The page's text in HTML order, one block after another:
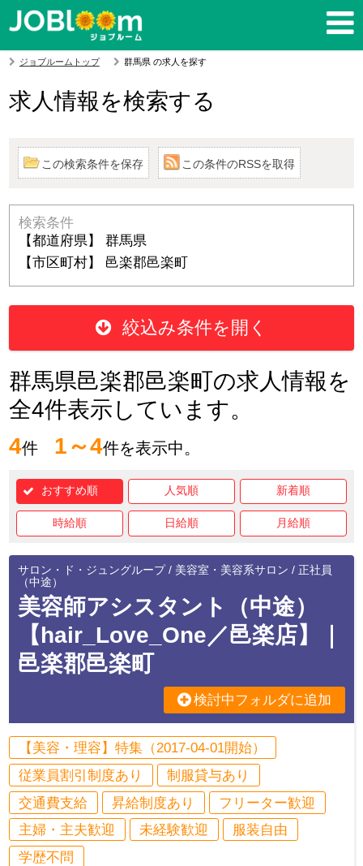
ジョブルームトップ 群馬県 の求人を探す
求人情報を検索する
この検索条件を保存 この条件のRSSを取得
検索条件
【都道府県】 群馬県
【市区町村】 邑楽郡邑楽町
絞込み条件を開く
群馬県邑楽郡邑楽町の求人情報を
全4件表示しています。
4件 1～4件を表示中。
おすすめ順 人気順 新着順
時給順 日給順 月給順
サロン・ド・ジュングループ / 美容室・美容系サロン / 正社員
（中途）
美容師アシスタント（中途）
【hair_Love_One／邑楽店】｜
邑楽郡邑楽町
検討中フォルダに追加
【美容・理容】特集（2017-04-01開始）
従業員割引制度あり
制服貸与あり
交通費支給
昇給制度あり
フリーター歓迎
主婦・主夫歓迎
未経験歓迎
服装自由
学歴不問